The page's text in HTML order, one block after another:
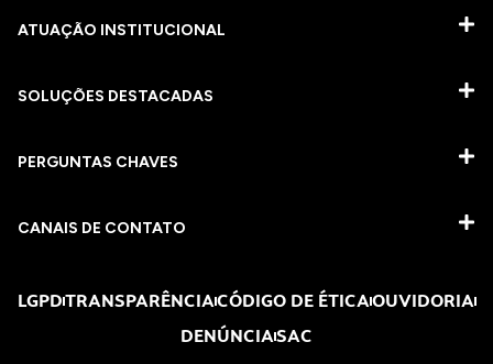
ATUAÇÃO INSTITUCIONAL
SOLUÇÕES DESTACADAS
PERGUNTAS CHAVES​
CANAIS DE CONTATO
LGPDTRANSPARÊNCIACÓDIGO DE ÉTICAOUVIDORIA
DENÚNCIASAC